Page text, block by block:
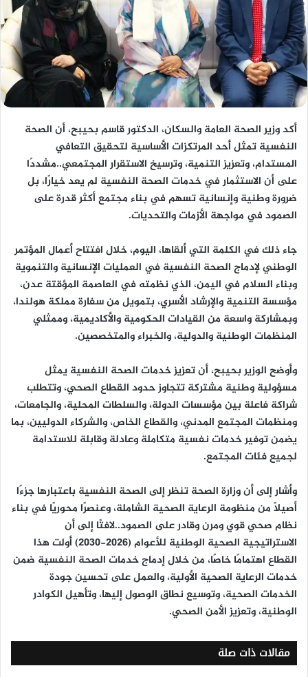
أكد وزير الصحة العامة والسكان، الدكتور قاسم بحيبح، أن الصحة
النفسية تمثل أحد المرتكزات الأساسية لتحقيق التعافي
المستدام، وتعزيز التنمية، وترسيخ الاستقرار المجتمعي..مشددًا
على أن الاستثمار في خدمات الصحة النفسية لم يعد خيارًا، بل
ضرورة وطنية وإنسانية تسهم في بناء مجتمع أكثر قدرة على
الصمود في مواجهة الأزمات والتحديات.
جاء ذلك في الكلمة التي ألقاها، اليوم، خلال افتتاح أعمال المؤتمر
الوطني لإدماج الصحة النفسية في العمليات الإنسانية والتنموية
وبناء السلام في اليمن، الذي نظمته في العاصمة المؤقتة عدن،
مؤسسة التنمية والإرشاد الأسري، بتمويل من سفارة مملكة هولندا،
وبمشاركة واسعة من القيادات الحكومية والأكاديمية، وممثلي
المنظمات الوطنية والدولية، والخبراء والمتخصصين.
وأوضح الوزير بحيبح، أن تعزيز خدمات الصحة النفسية يمثل
مسؤولية وطنية مشتركة تتجاوز حدود القطاع الصحي، وتتطلب
شراكة فاعلة بين مؤسسات الدولة، والسلطات المحلية، والجامعات،
ومنظمات المجتمع المدني، والقطاع الخاص، والشركاء الدوليين، بما
يضمن توفير خدمات نفسية متكاملة وعادلة وقابلة للاستدامة
لجميع فئات المجتمع.
وأشار إلى أن وزارة الصحة تنظر إلى الصحة النفسية باعتبارها جزءًا
أصيلًا من منظومة الرعاية الصحية الشاملة، وعنصرًا محوريًا في بناء
نظام صحي قوي ومرن وقادر على الصمود..لافتًا إلى أن
الاستراتيجية الصحية الوطنية للأعوام (2026-2030) أولت هذا
القطاع اهتمامًا خاصًا، من خلال إدماج خدمات الصحة النفسية ضمن
خدمات الرعاية الصحية الأولية، والعمل على تحسين جودة
الخدمات الصحية، وتوسيع نطاق الوصول إليها، وتأهيل الكوادر
الوطنية، وتعزيز الأمن الصحي.
مقالات ذات صلة